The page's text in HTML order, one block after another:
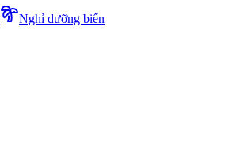
Nghỉ dưỡng biển